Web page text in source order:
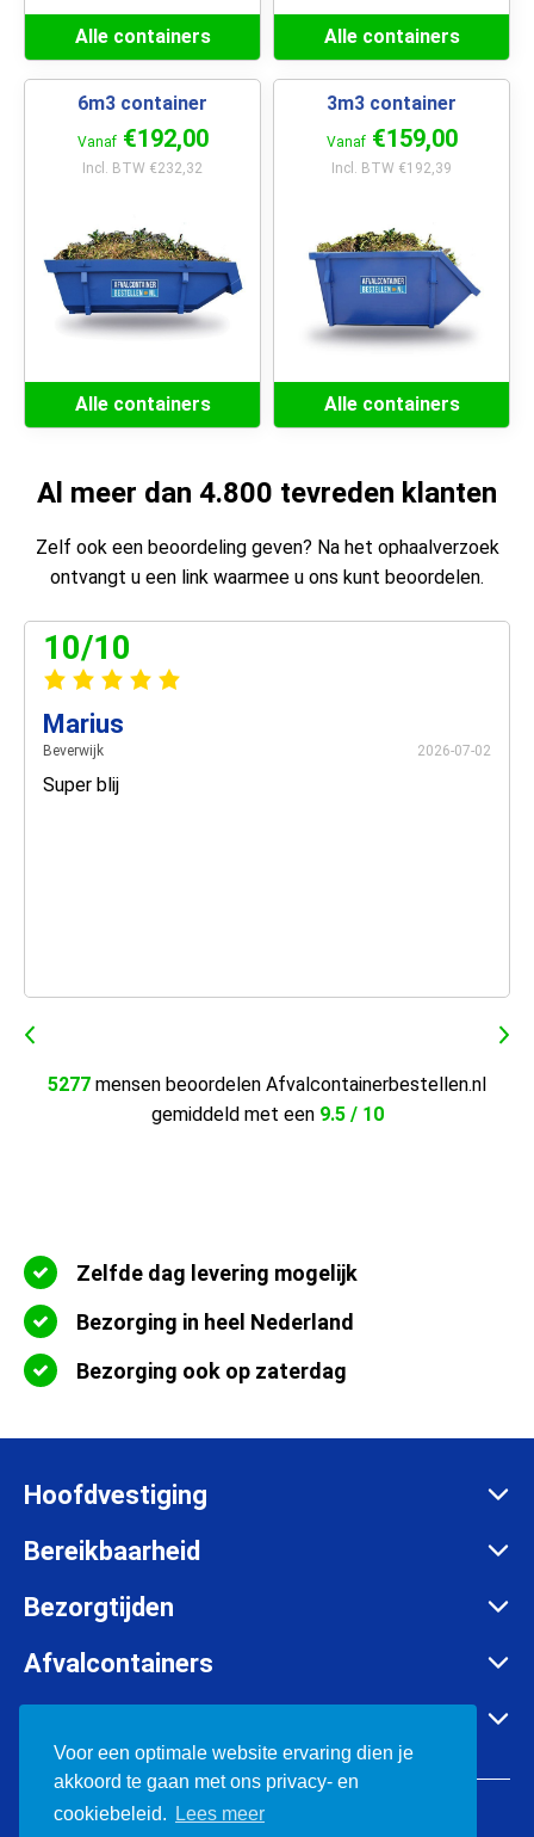
Alle containers Alle containers
6m3 container
Vanaf €192,00
Incl. BTW €232,32
Alle containers
3m3 container
Vanaf €159,00
Incl. BTW €192,39
Alle containers
Al meer dan 4.800 tevreden klanten
Zelf ook een beoordeling geven? Na het ophaalverzoek
ontvangt u een link waarmee u ons kunt beoordelen.
10/10
Marius
Beverwijk 2026-07-02
Super blij
5277 mensen beoordelen Afvalcontainerbestellen.nl
gemiddeld met een 9.5 / 10
Zelfde dag levering mogelijk
Bezorging in heel Nederland
Bezorging ook op zaterdag
Hoofdvestiging
Zadelmakersstraat 26
info@afvalcontainerbestellen.nl
085-3034777
BTW: NL852697302B01
Bereikbaarheid
Maandag t/m vrijdag:
Bezorgtijden
Maandag t/m vrijdag:
Van 08:00 tot 12:00 uur
Afvalcontainers
Container huren
Bouwafval containers
Grofvuil container
Friesland
© 2026 Afvalcontainerbestellen.nl
Voor een optimale website ervaring dien je
akkoord te gaan met ons privacy- en
cookiebeleid.
Lees meer